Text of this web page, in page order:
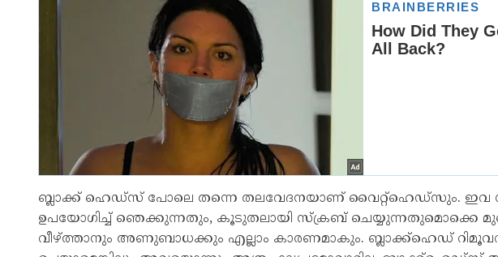
ബ്ലാക്ക് ഹെഡ്സ് പോലെ തന്നെ തലവേദനയാണ് വൈറ്റ്ഹെഡ്സും. ഇവ
ഉപയോഗിച്ച് ഞെക്കുന്നതും, കൂടുതലായി സ്ക്രബ് ചെയ്യുന്നതുമൊക്കെ
വീഴ്ത്താനും അണുബാധക്കും എല്ലാം കാരണമാകും. ബ്ലാക്ക്ഹെഡ്